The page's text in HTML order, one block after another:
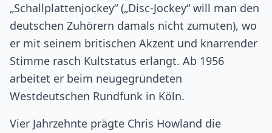
„Schallplattenjockey“ („Disc-Jockey“ will man den
deutschen Zuhörern damals nicht zumuten), wo
er mit seinem britischen Akzent und knarrender
Stimme rasch Kultstatus erlangt. Ab 1956
arbeitet er beim neugegründeten
Westdeutschen Rundfunk in Köln.
Vier Jahrzehnte prägte Chris Howland die